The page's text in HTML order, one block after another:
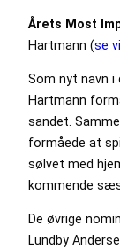
Årets Most
Hartmann (se
Som nyt navn i
Hartmann
sandet.
formåede at
sølvet med
kommende
De øvrige
Lundby